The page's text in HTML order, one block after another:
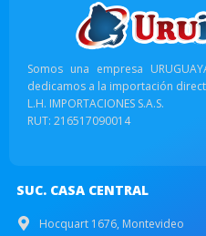
Somos una empresa
dedicamos a la importación
L.H. IMPORTACIONES S.A.S.
RUT: 216517090014
SUC. CASA CENTRAL
Hocquart 1676, Montevideo